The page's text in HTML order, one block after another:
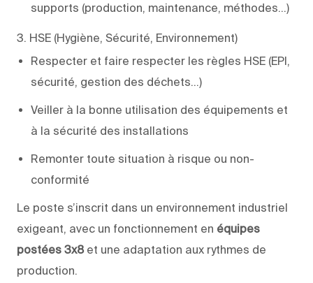
supports (production, maintenance, méthodes…)
3. HSE (Hygiène, Sécurité, Environnement)
Respecter et faire respecter les règles HSE (EPI,
sécurité, gestion des déchets…)
Veiller à la bonne utilisation des équipements et
à la sécurité des installations
Remonter toute situation à risque ou non-
conformité
Le poste s’inscrit dans un environnement industriel
exigeant, avec un fonctionnement en équipes
postées 3x8et une adaptation aux rythmes de
production.